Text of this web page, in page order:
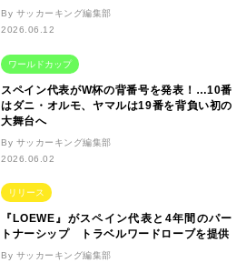
By サッカーキング編集部
2026.06.12
ワールドカップ
スペイン代表がW杯の背番号を発表！…10番
はダニ・オルモ、ヤマルは19番を背負い初の
大舞台へ
By サッカーキング編集部
2026.06.02
リリース
『LOEWE』がスペイン代表と4年間のパー
トナーシップ トラベルワードローブを提供
By サッカーキング編集部